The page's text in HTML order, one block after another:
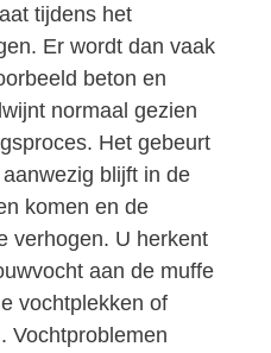
tijdens het
Er wordt dan vaak
beton en
normaal gezien
Het gebeurt
blijft in de
komen en de
verhogen. U herkent
aan de muffe
vochtplekken of
Vochtproblemen